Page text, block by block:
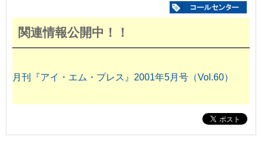
関連情報公開中！！
月刊『アイ・エム・プレス』2001年5月号（Vol.60）